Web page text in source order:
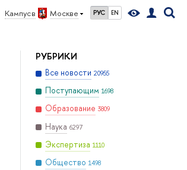
Кампус в Москве РУС EN
РУБРИКИ
Все новости 20955
Поступающим 1698
Образование 3809
Наука 6297
Экспертиза 1110
Общество 1498